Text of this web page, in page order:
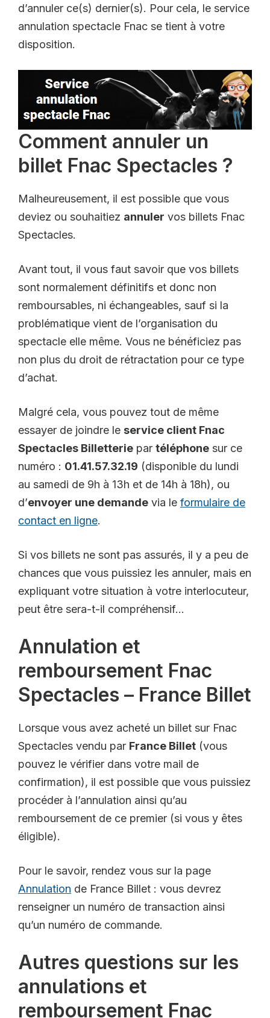
d’annuler ce(s) dernier(s). Pour cela, le service
annulation spectacle Fnac se tient à votre
disposition.
Comment annuler un
billet Fnac Spectacles ?
Malheureusement, il est possible que vous
deviez ou souhaitiez annuler vos billets Fnac
Spectacles.
Avant tout, il vous faut savoir que vos billets
sont normalement définitifs et donc non
remboursables, ni échangeables, sauf si la
problématique vient de l’organisation du
spectacle elle même. Vous ne bénéficiez pas
non plus du droit de rétractation pour ce type
d’achat.
Malgré cela, vous pouvez tout de même
essayer de joindre le service client Fnac
Spectacles Billetterie par téléphone sur ce
numéro : 01.41.57.32.19 (disponible du lundi
au samedi de 9h à 13h et de 14h à 18h), ou
d’envoyer une demande via le formulaire de
contact en ligne.
Si vos billets ne sont pas assurés, il y a peu de
chances que vous puissiez les annuler, mais en
expliquant votre situation à votre interlocuteur,
peut être sera-t-il compréhensif…
Annulation et
remboursement Fnac
Spectacles – France Billet
Lorsque vous avez acheté un billet sur Fnac
Spectacles vendu par France Billet (vous
pouvez le vérifier dans votre mail de
confirmation), il est possible que vous puissiez
procéder à l’annulation ainsi qu’au
remboursement de ce premier (si vous y êtes
éligible).
Pour le savoir, rendez vous sur la page
Annulation de France Billet : vous devrez
renseigner un numéro de transaction ainsi
qu’un numéro de commande.
Autres questions sur les
annulations et
remboursement Fnac